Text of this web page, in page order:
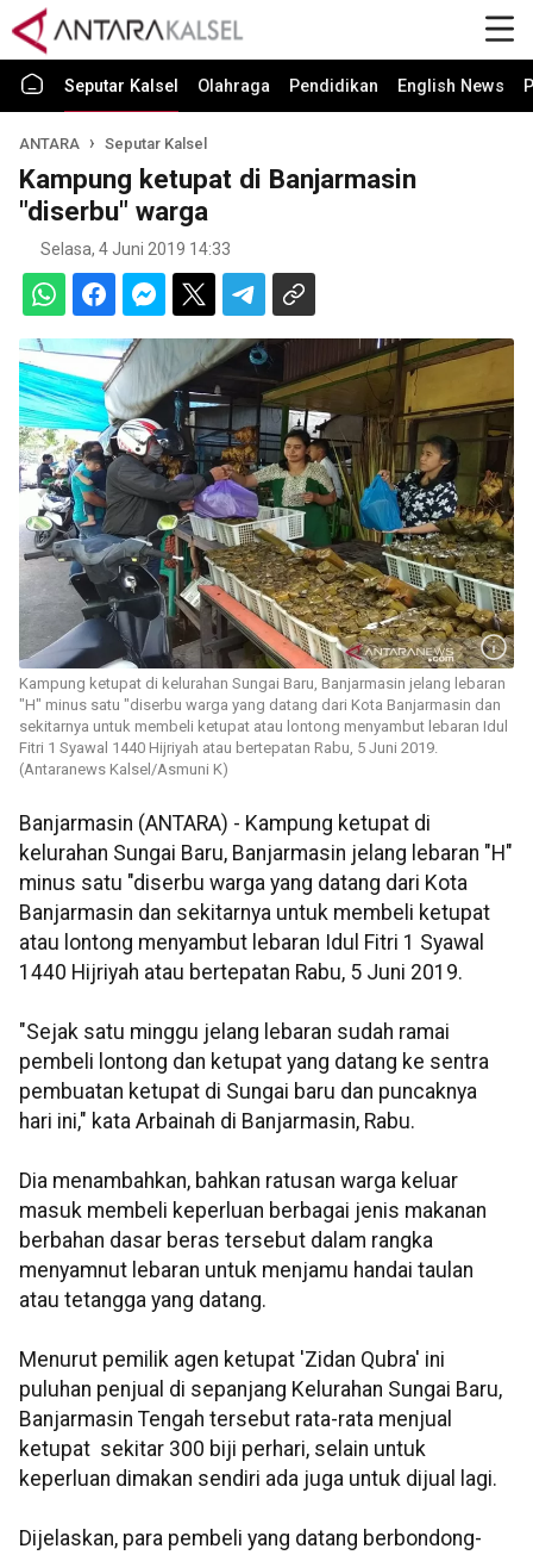
Seputar Kalsel Olahraga Pendidikan English News
ANTARA Seputar Kalsel
Kampung ketupat di Banjarmasin
"diserbu" warga
Selasa, 4 Juni 2019 14:33
Kampung ketupat di kelurahan Sungai Baru, Banjarmasin jelang lebaran
"H" minus satu "diserbu warga yang datang dari Kota Banjarmasin dan
sekitarnya untuk membeli ketupat atau lontong menyambut lebaran Idul
Fitri 1 Syawal 1440 Hijriyah atau bertepatan Rabu, 5 Juni 2019.
(Antaranews Kalsel/Asmuni K)
Banjarmasin (ANTARA) - Kampung ketupat di
kelurahan Sungai Baru, Banjarmasin jelang lebaran "H"
minus satu "diserbu warga yang datang dari Kota
Banjarmasin dan sekitarnya untuk membeli ketupat
atau lontong menyambut lebaran Idul Fitri 1 Syawal
1440 Hijriyah atau bertepatan Rabu, 5 Juni 2019.
"Sejak satu minggu jelang lebaran sudah ramai
pembeli lontong dan ketupat yang datang ke sentra
pembuatan ketupat di Sungai baru dan puncaknya
hari ini," kata Arbainah di Banjarmasin, Rabu.
Dia menambahkan, bahkan ratusan warga keluar
masuk membeli keperluan berbagai jenis makanan
berbahan dasar beras tersebut dalam rangka
menyamnut lebaran untuk menjamu handai taulan
atau tetangga yang datang.
Menurut pemilik agen ketupat 'Zidan Qubra' ini
puluhan penjual di sepanjang Kelurahan Sungai Baru,
Banjarmasin Tengah tersebut rata-rata menjual
ketupat sekitar 300 biji perhari, selain untuk
keperluan dimakan sendiri ada juga untuk dijual lagi.
Dijelaskan, para pembeli yang datang berbondong-